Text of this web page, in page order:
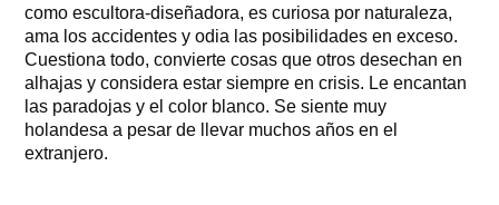
como escultora-diseñadora, es curiosa por naturaleza,
ama los accidentes y odia las posibilidades en exceso.
Cuestiona todo, convierte cosas que otros desechan en
alhajas y considera estar siempre en crisis. Le encantan
las paradojas y el color blanco. Se siente muy
holandesa a pesar de llevar muchos años en el
extranjero.